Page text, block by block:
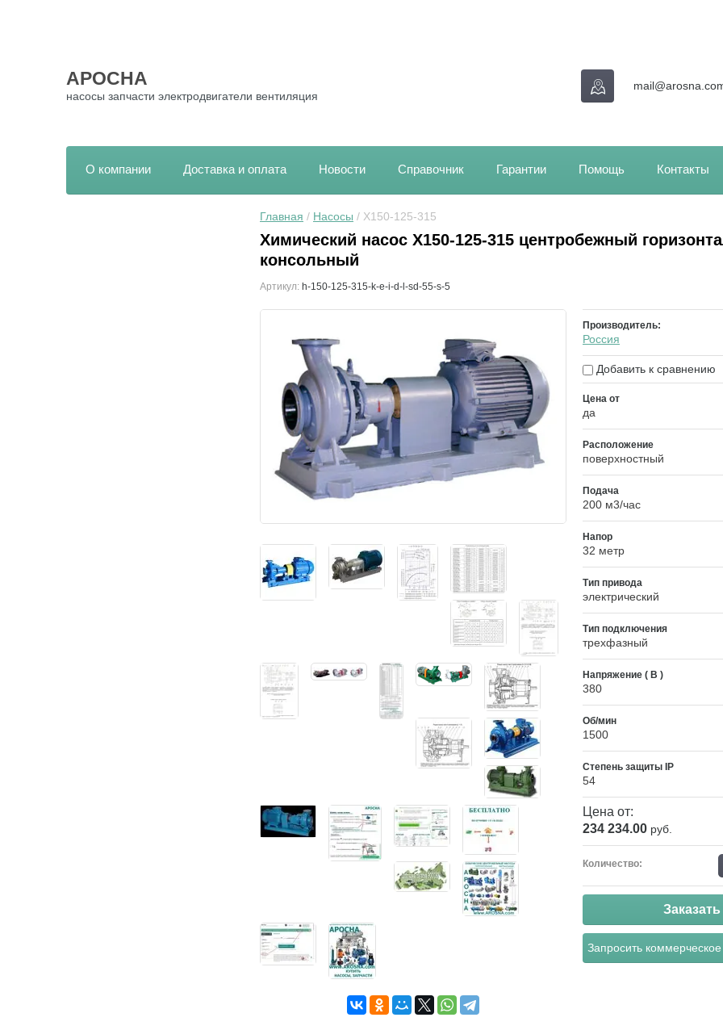
АРОСНА
насосы запчасти электродвигатели вентиляция
О компании Доставка и оплата Новости Справочник Гарантии Помощь Контакты
Главная / Насосы / Х150-125-315
Химический насос Х150-125-315 центробежный
консольный
Артикул: h-150-125-315-k-e-i-d-l-sd-55-s-5
Производитель:
Россия
Добавить к сравнению
Цена от
да
Расположение
поверхностный
Подача
200 м3/час
Напор
32 метр
Тип привода
электрический
Тип подключения
трехфазный
Напряжение ( В )
380
Об/мин
1500
Степень защиты IP
54
Цена от:
234 234.00 руб.
Количество:
Заказать
Запросить